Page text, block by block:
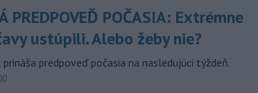
PREDPOVEĎ POČASIA: Extrémne
ustúpili. Alebo žeby nie?
prináša predpoveď počasia na nasledujúci týždeň.